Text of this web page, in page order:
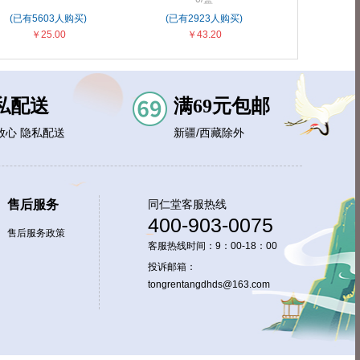
(已有5603人购买)
￥25.00
(已有2923人购买)
￥43.20
配送
心 隐私配送
满69元包邮
新疆/西藏除外
售后服务
售后服务政策
同仁堂客服热线
400-903-0075
客服热线时间：9：00-18：00
投诉邮箱：
tongrentangdhds@163.com